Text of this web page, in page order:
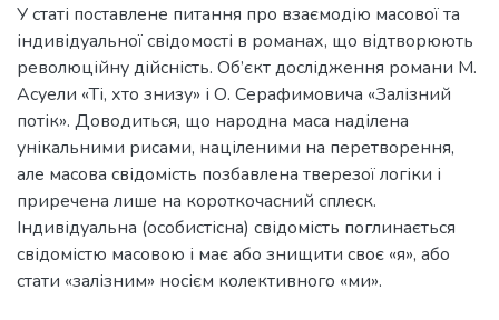
У статі поставлене питання про взаємодію масової та
індивідуальної свідомості в романах, що відтворюють
революційну дійсність. Об’єкт дослідження романи М.
Асуели «Ті, хто знизу» і О. Серафимовича «Залізний
потік». Доводиться, що народна маса наділена
унікальними рисами, націленими на перетворення,
але масова свідомість позбавлена тверезої логіки і
приречена лише на короткочасний сплеск.
Індивідуальна (особистісна) свідомість поглинається
свідомістю масовою і має або знищити своє «я», або